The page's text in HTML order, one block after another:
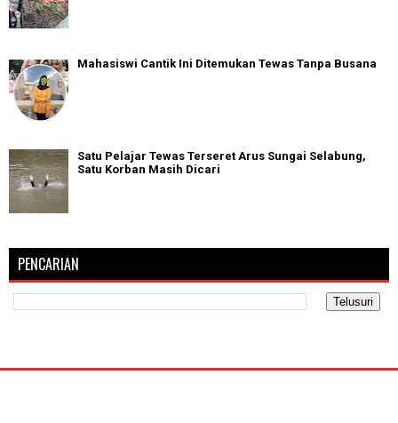
Mahasiswi Cantik Ini Ditemukan Tewas Tanpa Busana
Satu Pelajar Tewas Terseret Arus Sungai Selabung,
Satu Korban Masih Dicari
PENCARIAN